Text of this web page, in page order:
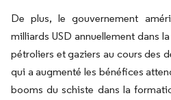
De plus, le gouvernement
milliards USD annuellement dans
pétroliers et gaziers au cours des
qui a augmenté les bénéfices
booms du schiste dans la